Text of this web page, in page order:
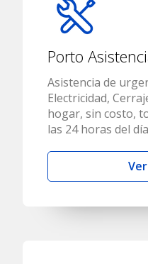
Porto
Asistencia de
Electricidad,
hogar, sin costo,
las 24 horas del